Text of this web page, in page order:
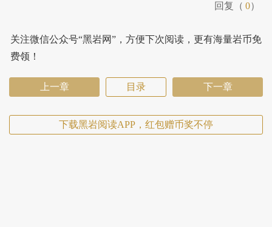
回复（ 0）
关注微信公众号“黑岩网”，方便下次阅读，更有海量岩币免
费领！
上一章 目录 下一章
下载黑岩阅读APP，红包赠币奖不停